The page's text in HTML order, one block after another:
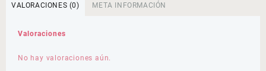
VALORACIONES (0) META INFORMACIÓN
Valoraciones
No hay valoraciones aún.